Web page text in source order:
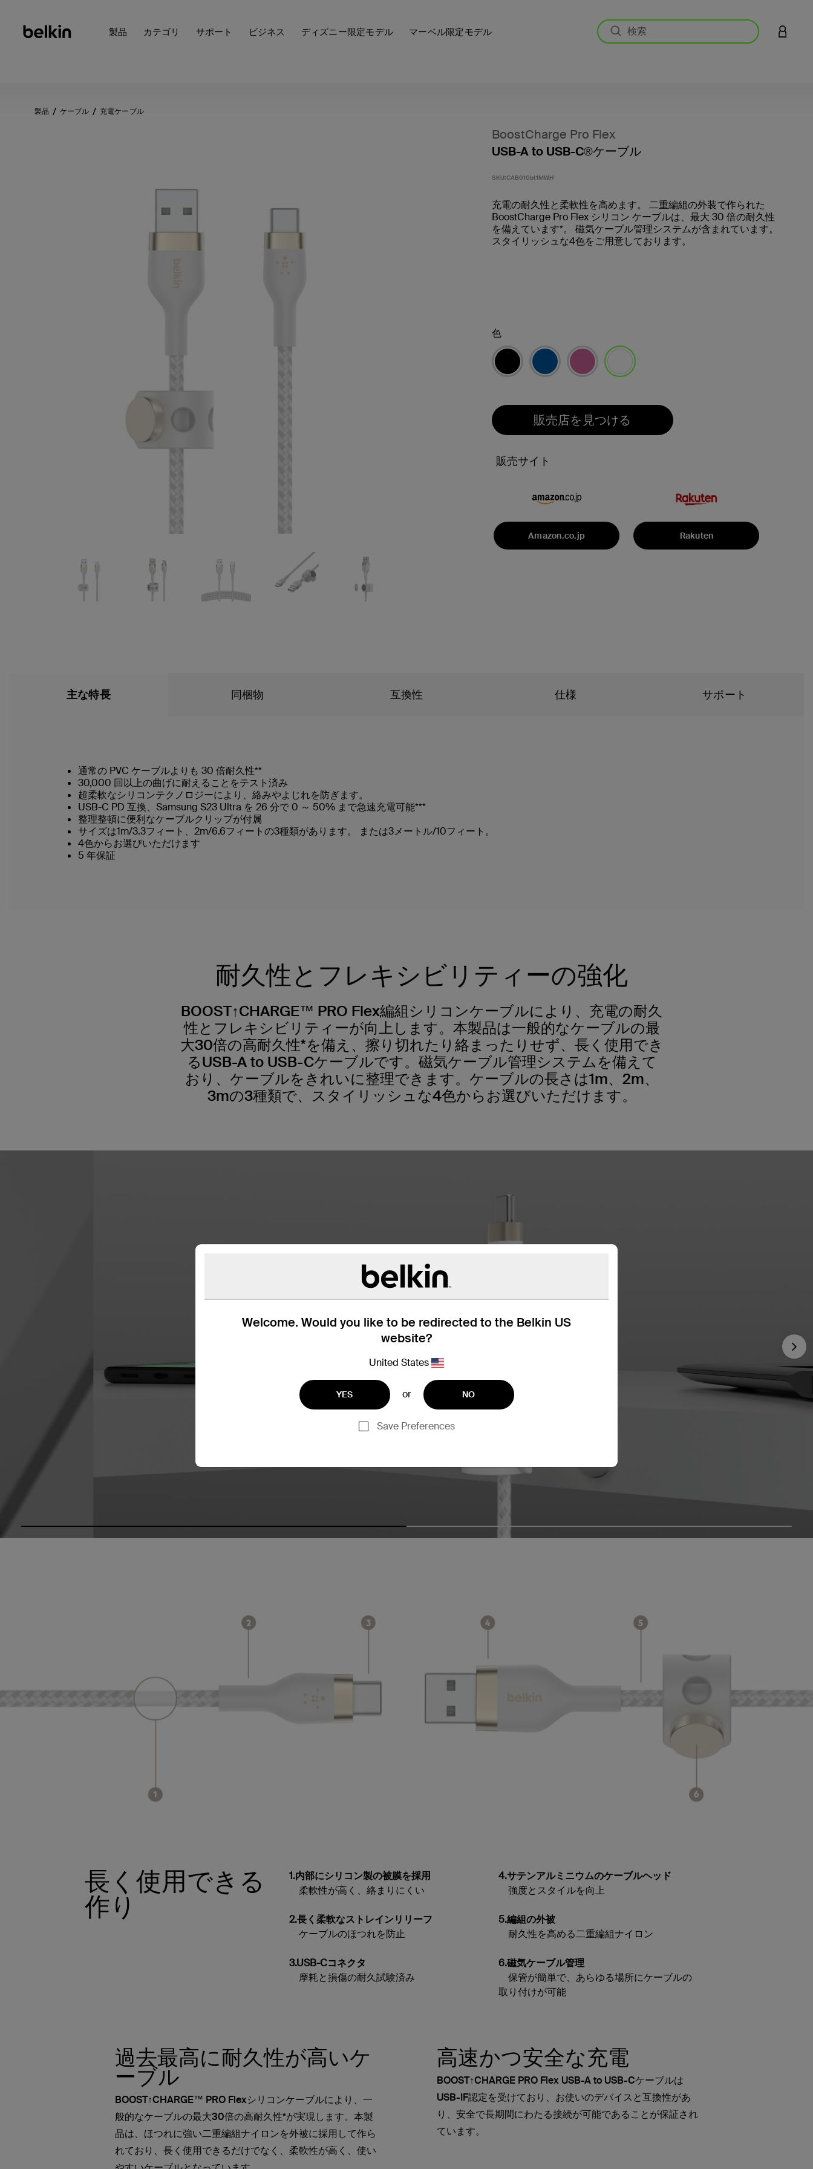
製品 カテゴリ サポート ビジネス ディズニー限定モデル マーベル限定モデル アカウ
Welcome. Would you like to be redirected to the Belkin US
website?
United States
YES or NO
Save Preferences
製品 ケーブル 充電ケーブル
BoostCharge Pro Flex
USB-A to USB-C®ケーブル
SKU:CAB010bt1MWH
充電の耐久性と柔軟性を高めます。 二重編組の外装で作られた
BoostCharge Pro Flex シリコン ケーブルは、最大 30 倍の耐久性
を備えています*。 磁気ケーブル管理システムが含まれています。
スタイリッシュな4色をご用意しております。
色
販売店を見つける
販売サイト
Amazon.co.jp Rakuten
主な特長 同梱物 互換性 仕様 サポート
通常の PVC ケーブルよりも 30 倍耐久性**
30,000 回以上の曲げに耐えることをテスト済み
超柔軟なシリコンテクノロジーにより、絡みやよじれを防ぎます。
USB-C PD 互換、Samsung S23 Ultra を 26 分で 0 ～ 50% まで急速充電可能***
整理整頓に便利なケーブルクリップが付属
サイズは1m/3.3フィート、2m/6.6フィートの3種類があります。 または3メートル/10フィート。
4色からお選びいただけます
5 年保証
耐久性とフレキシビリティーの強化
BOOST↑CHARGE™ PRO Flex編組シリコンケーブルにより、充電の耐久
性とフレキシビリティーが向上します。本製品は一般的なケーブルの最
大30倍の高耐久性*を備え、擦り切れたり絡まったりせず、長く使用でき
るUSB-A to USB-Cケーブルです。磁気ケーブル管理システムを備えて
おり、ケーブルをきれいに整理できます。ケーブルの長さは1m、2m、
3mの3種類で、スタイリッシュな4色からお選びいただけます。
Next
長く使用できる
作り
1.内部にシリコン製の被膜を採用
柔軟性が高く、絡まりにくい
2.長く柔軟なストレインリリーフ
ケーブルのほつれを防止
3.USB-Cコネクタ
摩耗と損傷の耐久試験済み
4.サテンアルミニウムのケーブルヘッド
強度とスタイルを向上
5.編組の外被
耐久性を高める二重編組ナイロン
6.磁気ケーブル管理
保管が簡単で、あらゆる場所にケーブルの
取り付けが可能
過去最高に耐久性が高いケ
ーブル
BOOST↑CHARGE™ PRO Flexシリコンケーブルにより、一
般的なケーブルの最大30倍の高耐久性*が実現します。本製
品は、ほつれに強い二重編組ナイロンを外被に採用して作ら
れており、長く使用できるだけでなく、柔軟性が高く、使い
高速かつ安全な充電
BOOST↑CHARGE PRO Flex USB-A to USB-Cケーブルは
USB-IF認定を受けており、お使いのデバイスと互換性があ
り、安全で長期間にわたる接続が可能であることが保証され
ています。